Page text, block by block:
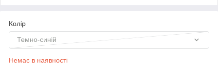
Колір
Темно-синій
Немає в наявності